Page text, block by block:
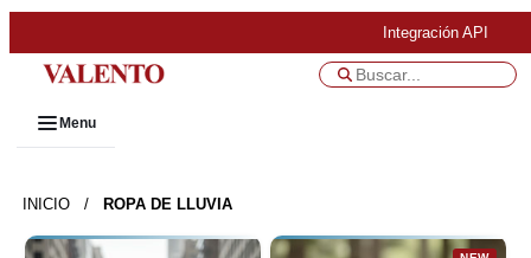
Integración API
Menu
INICIO / ROPA DE LLUVIA